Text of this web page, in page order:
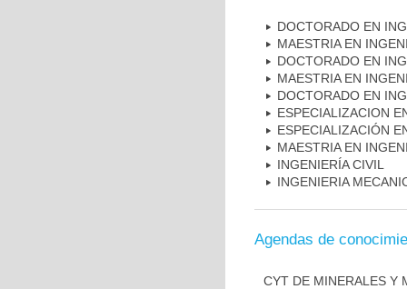
DOCTORADO EN
MAESTRIA EN
DOCTORADO EN
MAESTRIA EN
DOCTORADO EN
ESPECIALIZACION
ESPECIALIZACIÓN
MAESTRIA EN
INGENIERÍA CIVIL
INGENIERIA
Agendas de
CYT DE MINERALES Y